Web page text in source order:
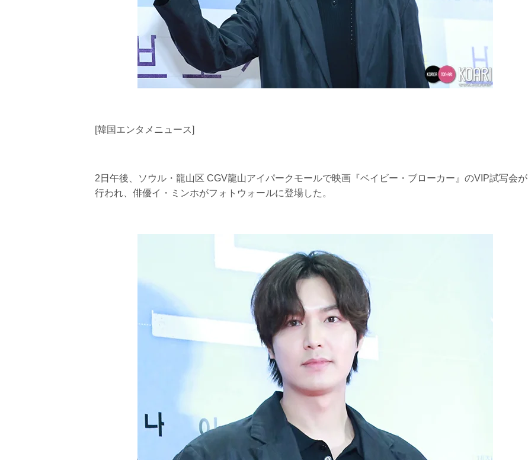
[韓国エンタメニュース]
2日午後、ソウル・龍山区 CGV龍山アイパークモールで映画『ベイビー・ブローカー』のVIP試写会が
行われ、俳優イ・ミンホがフォトウォールに登場した。